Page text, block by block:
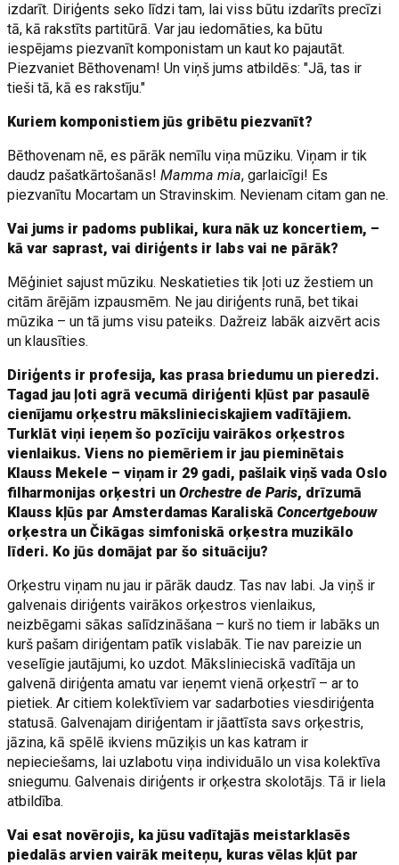
izdarīt. Diriģents seko līdzi tam, lai viss būtu izdarīts precīzi
tā, kā rakstīts partitūrā. Var jau iedomāties, ka būtu
iespējams piezvanīt komponistam un kaut ko pajautāt.
Piezvaniet Bēthovenam! Un viņš jums atbildēs: "Jā, tas ir
tieši tā, kā es rakstīju."
Kuriem komponistiem jūs gribētu piezvanīt?
Bēthovenam nē, es pārāk nemīlu viņa mūziku. Viņam ir tik
daudz pašatkārtošanās!Mamma mia, garlaicīgi! Es
piezvanītu Mocartam un Stravinskim. Nevienam citam gan ne.
Vai jums ir padoms publikai, kura nāk uz koncertiem, –
kā var saprast, vai diriģents ir labs vai ne pārāk?
Mēģiniet sajust mūziku. Neskatieties tik ļoti uz žestiem un
citām ārējām izpausmēm. Ne jau diriģents runā, bet tikai
mūzika – un tā jums visu pateiks. Dažreiz labāk aizvērt acis
un klausīties.
Diriģents ir profesija, kas prasa briedumu un pieredzi.
Tagad jau ļoti agrā vecumā diriģenti kļūst par pasaulē
cienījamu orķestru mākslinieciskajiem vadītājiem.
Turklāt viņi ieņem šo pozīciju vairākos orķestros
vienlaikus. Viens no piemēriem ir jau pieminētais
Klauss Mekele – viņam ir 29 gadi, pašlaik viņš vada Oslo
filharmonijas orķestri unOrchestre de Paris, drīzumā
Klauss kļūs par Amsterdamas KaraliskāConcertgebouw
orķestra un Čikāgas simfoniskā orķestra muzikālo
līderi. Ko jūs domājat par šo situāciju?
Orķestru viņam nu jau ir pārāk daudz. Tas nav labi. Ja viņš ir
galvenais diriģents vairākos orķestros vienlaikus,
neizbēgami sākas salīdzināšana – kurš no tiem ir labāks un
kurš pašam diriģentam patīk vislabāk. Tie nav pareizie un
veselīgie jautājumi, ko uzdot. Mākslinieciskā vadītāja un
galvenā diriģenta amatu var ieņemt vienā orķestrī – ar to
pietiek. Ar citiem kolektīviem var sadarboties viesdiriģenta
statusā. Galvenajam diriģentam ir jāattīsta savs orķestris,
jāzina, kā spēlē ikviens mūziķis un kas katram ir
nepieciešams, lai uzlabotu viņa individuālo un visa kolektīva
sniegumu. Galvenais diriģents ir orķestra skolotājs. Tā ir liela
atbildība.
Vai esat novērojis, ka jūsu vadītajās meistarklasēs
piedalās arvien vairāk meiteņu, kuras vēlas kļūt par